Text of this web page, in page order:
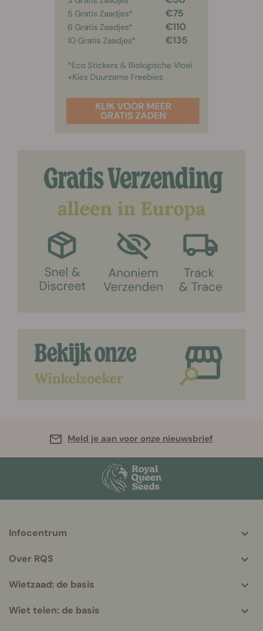
Meld je aan voor onze nieuwsbrief
info
Infocentrum
Over RQS
Wietzaad: de basis
Wiet telen: de basis